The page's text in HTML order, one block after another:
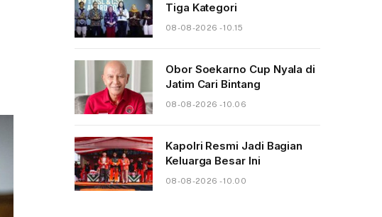
Tiga Kategori
08-08-2026 - 10.15
Obor Soekarno Cup Nyala di
Jatim Cari Bintang
08-08-2026 - 10.06
Kapolri Resmi Jadi Bagian
Keluarga Besar Ini
08-08-2026 - 10.00